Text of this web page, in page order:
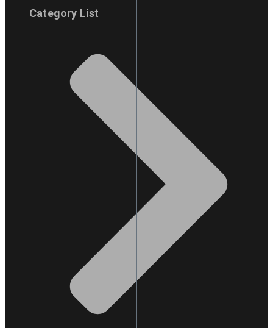
Category List